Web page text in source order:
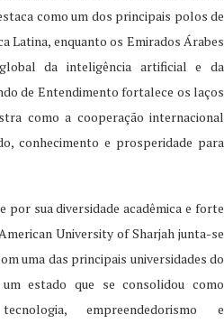
como um dos principais polos de
Latina, enquanto os Emirados Árabes
da inteligência artificial e da
de Entendimento fortalece os laços
como a cooperação internacional
conhecimento e prosperidade para
por sua diversidade acadêmica e forte
University of Sharjah junta-se
uma das principais universidades do
estado que se consolidou como
empreendedorismo e